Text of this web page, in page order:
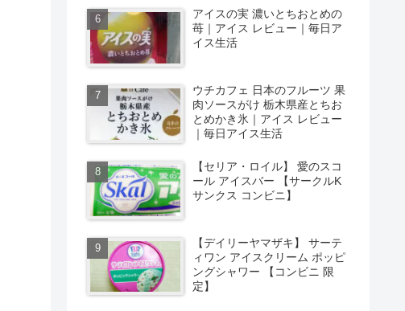
アイスの実 濃いとちおとめの
苺｜アイス レビュー｜毎日ア
イス生活
ウチカフェ 日本のフルーツ 果
肉ソースがけ 栃木県産とちお
とめかき氷｜アイス レビュー
｜毎日アイス生活
【セリア・ロイル】 愛のスコ
ール アイスバー 【サークルK
サンクス コンビニ】
【デイリーヤマザキ】 サーテ
ィワン アイスクリーム ポッピ
ングシャワー 【コンビニ 限
定】